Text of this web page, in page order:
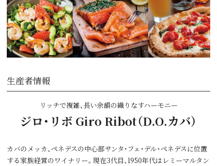
生産者情報
リッチで複雑、長い余韻の織りなすハーモニー
ジロ・リボ Giro Ribot（D.O.カバ）
カバのメッカ、ペネデスの中心部サンタ・フェ・デル・ペネデスに位置
する家族経営のワイナリー。現在3代目、1950年代はレミーマルタン